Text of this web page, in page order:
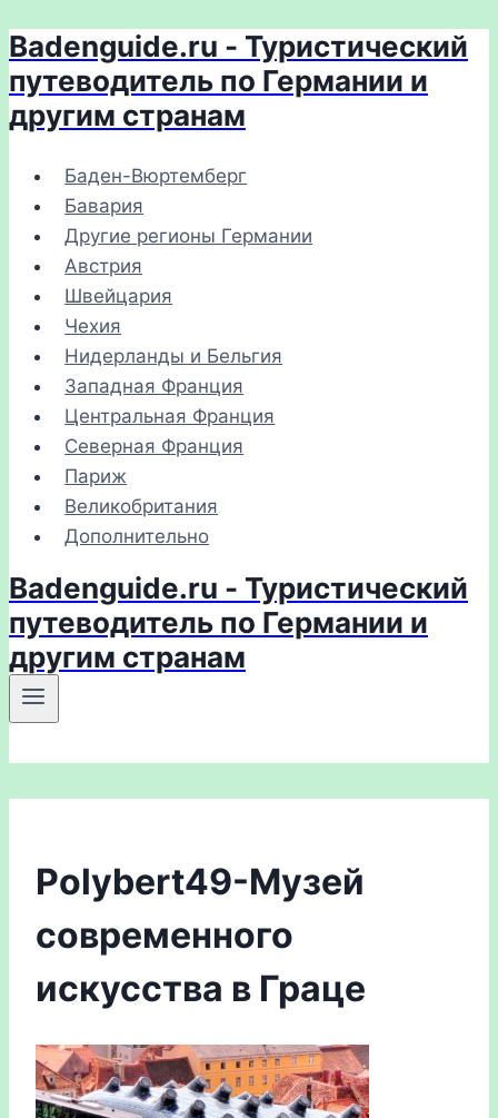
Перейти
к
содержимому
Badenguide.ru - Туристический
путеводитель по Германии и
другим странам
Баден-Вюртемберг
Бавария
Другие регионы Германии
Австрия
Швейцария
Чехия
Нидерланды и Бельгия
Западная Франция
Центральная Франция
Северная Франция
Париж
Великобритания
Дополнительно
Badenguide.ru - Туристический
путеводитель по Германии и
другим странам
Polybert49-Музей
современного
искусства в Граце